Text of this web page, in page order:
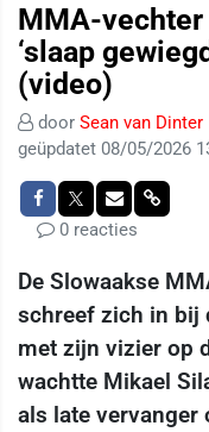
MMA-
‘slaap
(video)
door Sean van Dinter
geüpdatet 08/05/2026
0 reacties
De Slowaakse
schreef zich in bij
met zijn vizier op
wachtte Mikael
als late